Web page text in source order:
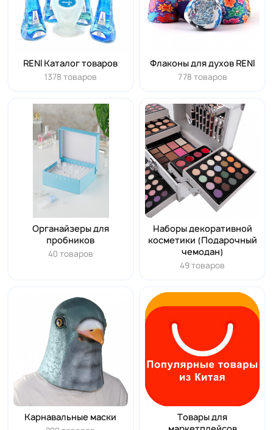
RENI Каталог товаров
1378 товаров
Флаконы для духов RENI
778 товаров
Органайзеры для
пробников
40 товаров
Наборы декоративной
косметики (Подарочный
чемодан)
49 товаров
Карнавальные маски
Tовары для